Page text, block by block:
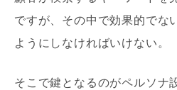
ですが、その中で効果的でな
ようにしなければいけない。
そこで鍵となるのがペルソナ